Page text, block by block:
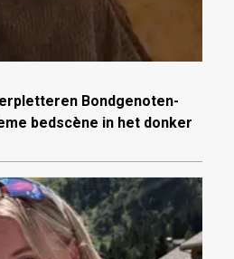
Bondgenoten-
bedscène in het donker